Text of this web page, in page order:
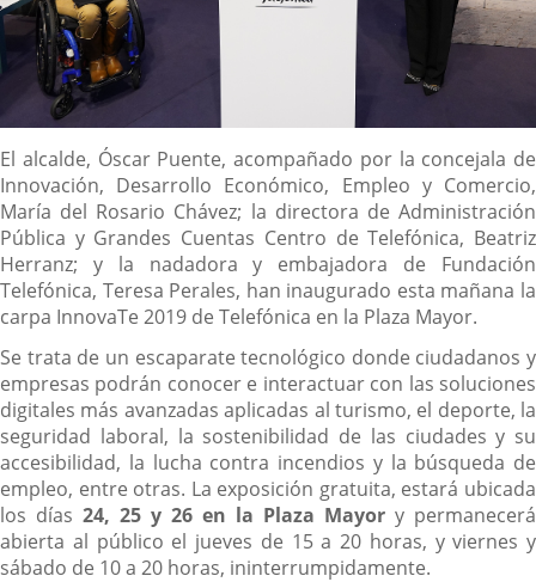
Descripción
El alcalde, Óscar Puente, acompañado por la concejala de
Innovación, Desarrollo Económico, Empleo y Comercio,
María del Rosario Chávez; la directora de Administración
Pública y Grandes Cuentas Centro de Telefónica, Beatriz
Herranz; y la nadadora y embajadora de Fundación
Telefónica, Teresa Perales, han inaugurado esta mañana la
carpa InnovaTe 2019 de Telefónica en la Plaza Mayor.
Se trata de un escaparate tecnológico donde ciudadanos y
empresas podrán conocer e interactuar con las soluciones
digitales más avanzadas aplicadas al turismo, el deporte, la
seguridad laboral, la sostenibilidad de las ciudades y su
accesibilidad, la lucha contra incendios y la búsqueda de
empleo, entre otras. La exposición gratuita, estará ubicada
los días 24, 25 y 26 en la Plaza Mayor y permanecerá
abierta al público el jueves de 15 a 20 horas, y viernes y
sábado de 10 a 20 horas, ininterrumpidamente.